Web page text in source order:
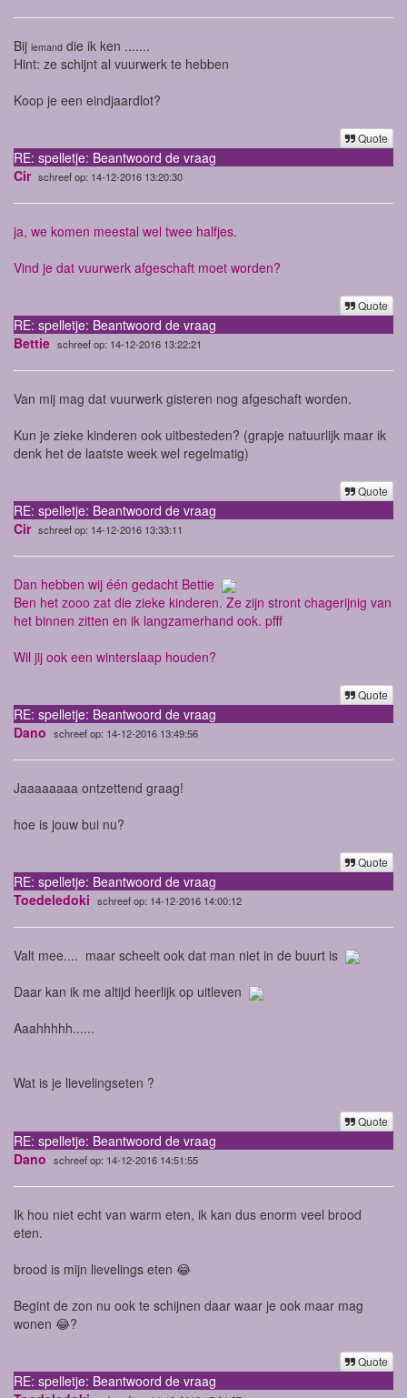
Bij iemand die ik ken .......
Hint: ze schijnt al vuurwerk te hebben
Koop je een eindjaardlot?
Quote
RE: spelletje: Beantwoord de vraag
Cir schreef op: 14-12-2016 13:20:30
ja, we komen meestal wel twee halfjes.
Vind je dat vuurwerk afgeschaft moet worden?
Quote
RE: spelletje: Beantwoord de vraag
Bettie schreef op: 14-12-2016 13:22:21
Van mij mag dat vuurwerk gisteren nog afgeschaft worden.
Kun je zieke kinderen ook uitbesteden? (grapje natuurlijk maar ik
denk het de laatste week wel regelmatig)
Quote
RE: spelletje: Beantwoord de vraag
Cir schreef op: 14-12-2016 13:33:11
Dan hebben wij één gedacht Bettie
Ben het zooo zat die zieke kinderen. Ze zijn stront chagerijnig van
het binnen zitten en ik langzamerhand ook. pfff
Wil jij ook een winterslaap houden?
Quote
RE: spelletje: Beantwoord de vraag
Dano schreef op: 14-12-2016 13:49:56
Jaaaaaaaa ontzettend graag!
hoe is jouw bui nu?
Quote
RE: spelletje: Beantwoord de vraag
Toedeledoki schreef op: 14-12-2016 14:00:12
Valt mee.... maar scheelt ook dat man niet in de buurt is
Daar kan ik me altijd heerlijk op uitleven
Aaahhhhh......
Wat is je lievelingseten ?
Quote
RE: spelletje: Beantwoord de vraag
Dano schreef op: 14-12-2016 14:51:55
Ik hou niet echt van warm eten, ik kan dus enorm veel brood
eten.
brood is mijn lievelings eten 😂
Begint de zon nu ook te schijnen daar waar je ook maar mag
wonen 😂?
Quote
RE: spelletje: Beantwoord de vraag